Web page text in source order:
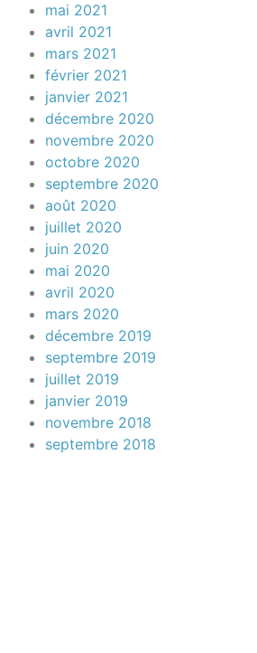
mai 2021
avril 2021
mars 2021
février 2021
janvier 2021
décembre 2020
novembre 2020
octobre 2020
septembre 2020
août 2020
juillet 2020
juin 2020
mai 2020
avril 2020
mars 2020
décembre 2019
septembre 2019
juillet 2019
janvier 2019
novembre 2018
septembre 2018